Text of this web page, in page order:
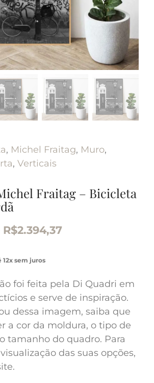
, Michel Fraitag, Muro,
, Verticais
Fraitag – Bicicleta
R$2.394,37
sem juros
foi feita pela Di Quadri em
e serve de inspiração.
dessa imagem, saiba que
a cor da moldura, o tipo de
tamanho do quadro. Para
das suas opções,